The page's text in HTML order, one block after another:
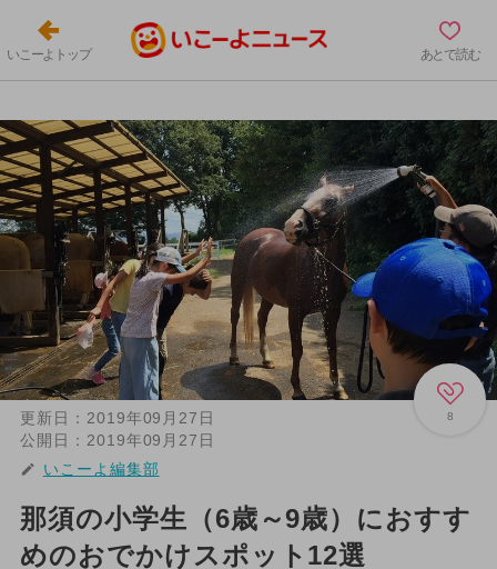
いこーよトップ あとで読む
8
更新日： 2019年09月27日
公開日： 2019年09月27日
いこーよ編集部
那須の小学生（6歳～9歳）におすす
めのおでかけスポット12選